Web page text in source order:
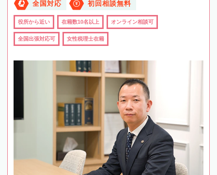
全国対応 初回相談無料
役所から近い 在籍数10名以上 オンライン相談可
全国出張対応可 女性税理士在籍